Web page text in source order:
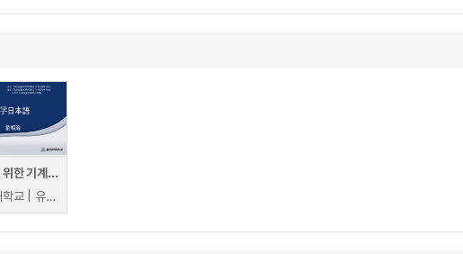
일본취업을 위한 기계일본어
울산과학대학교 | 유상용